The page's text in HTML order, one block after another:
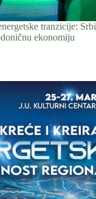
tranzicije:
ekonomiju